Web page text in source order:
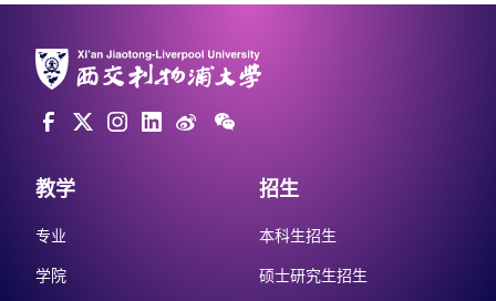
教学
专业
学院
招生
本科生招生
硕士研究生招生